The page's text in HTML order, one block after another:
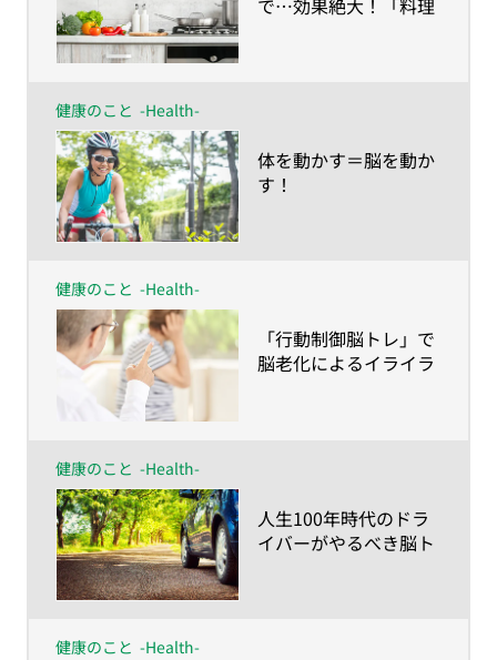
健康のこと -Health-
​体を動かす＝脳を動か
す！
健康のこと -Health-
​「行動制御脳トレ」で
脳老化によるイライラ
健康のこと -Health-
​人生100年時代のドラ
イバーがやるべき脳ト
健康のこと -Health-